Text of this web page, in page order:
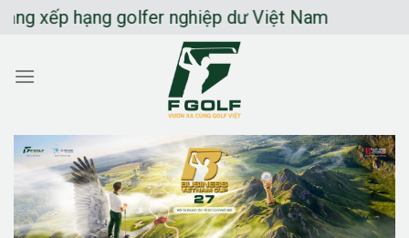
Chuyển
dung
hạng golfer nghiệp dư Việt Nam